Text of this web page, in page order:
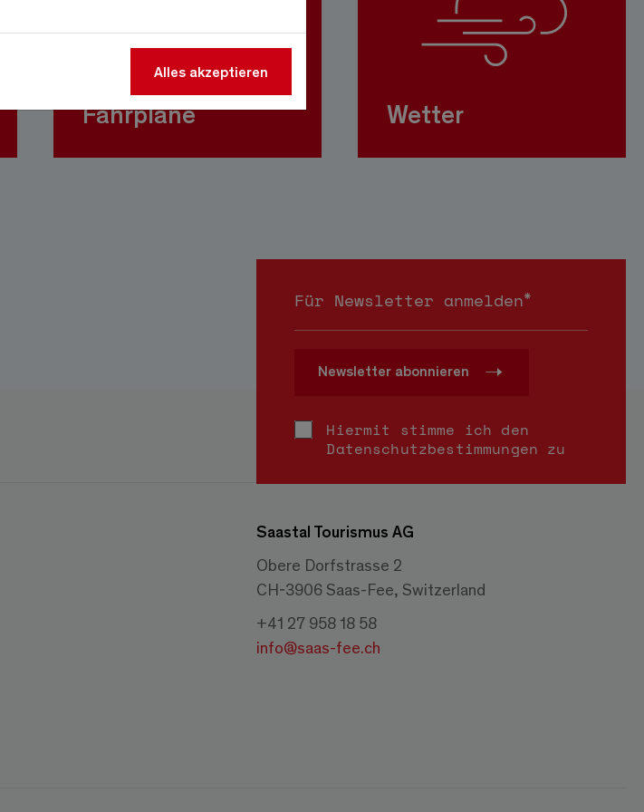
Fahrpläne Wetter
Für Newsletter anmelden*
Newsletter abonnieren
Hiermit stimme ich den
Datenschutzbestimmungen zu
Saastal Tourismus AG
Obere Dorfstrasse 2
CH-3906 Saas-Fee, Switzerland
+41 27 958 18 58
info@saas-fee.ch
Alles akzeptieren